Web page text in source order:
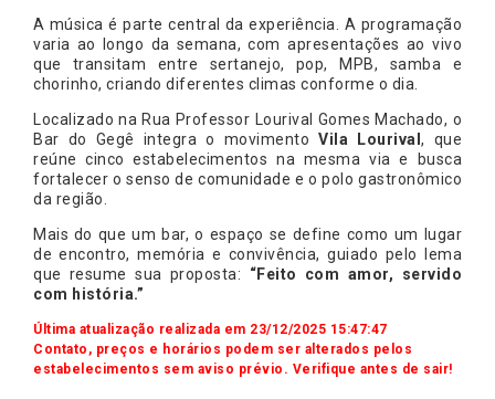
A música é parte central da experiência. A programação
varia ao longo da semana, com apresentações ao vivo
que transitam entre sertanejo, pop, MPB, samba e
chorinho, criando diferentes climas conforme o dia.
Localizado na Rua Professor Lourival Gomes Machado, o
Bar do Gegê integra o movimento Vila Lourival , que
reúne cinco estabelecimentos na mesma via e busca
fortalecer o senso de comunidade e o polo gastronômico
da região.
Mais do que um bar, o espaço se define como um lugar
de encontro, memória e convivência, guiado pelo lema
que resume sua proposta: “Feito com amor, servido
com história.”
Última atualização realizada em 23/12/2025 15:47:47
Contato, preços e horários podem ser alterados pelos
estabelecimentos sem aviso prévio. Verifique antes de sair!